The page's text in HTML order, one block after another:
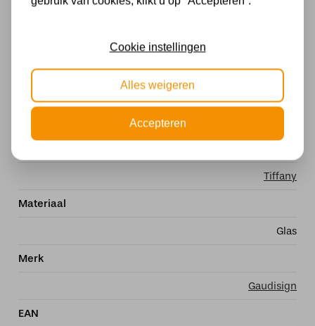
Meerkleurig
Tiffany
Materiaal
Glas
Merk
Gaudisign
EAN
Cookie instellingen
Alles weigeren
Accepteren